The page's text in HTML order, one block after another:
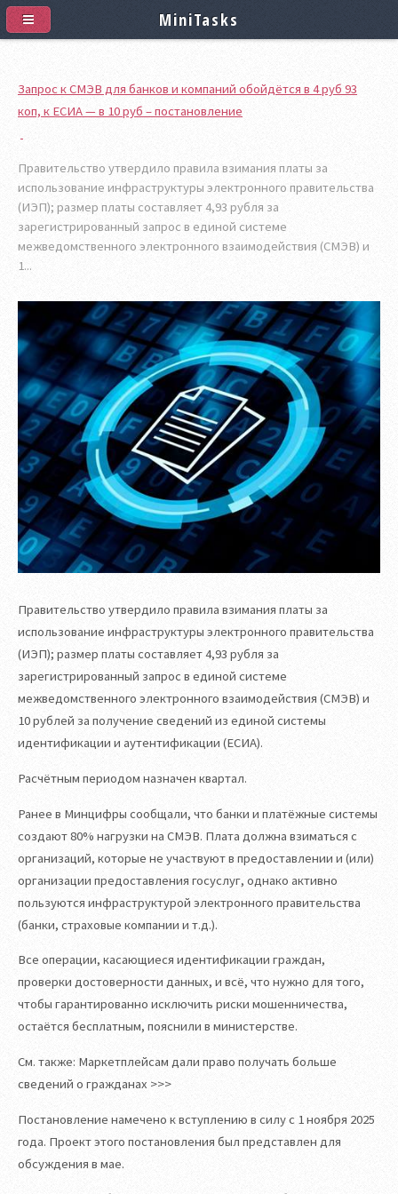
Запрос к СМЭВ для банков и компаний обойдётся в 4 руб 93
коп, к ЕСИА — в 10 руб – постановление
Правительство утвердило правила взимания платы за
использование инфраструктуры электронного правительства
(ИЭП); размер платы составляет 4,93 рубля за
зарегистрированный запрос в единой системе
межведомственного электронного взаимодействия (СМЭВ) и
1...
Правительство утвердило правила взимания платы за
использование инфраструктуры электронного правительства
(ИЭП); размер платы составляет 4,93 рубля за
зарегистрированный запрос в единой системе
межведомственного электронного взаимодействия (СМЭВ) и
10 рублей за получение сведений из единой системы
идентификации и аутентификации (ЕСИА).
Расчётным периодом назначен квартал.
Ранее в Минцифры сообщали, что банки и платёжные системы
создают 80% нагрузки на СМЭВ. Плата должна взиматься с
организаций, которые не участвуют в предоставлении и (или)
организации предоставления госуслуг, однако активно
пользуются инфраструктурой электронного правительства
(банки, страховые компании и т.д.).
Все операции, касающиеся идентификации граждан,
проверки достоверности данных, и всё, что нужно для того,
чтобы гарантированно исключить риски мошенничества,
остаётся бесплатным, пояснили в министерстве.
См. также: Маркетплейсам дали право получать больше
сведений о гражданах >>>
Постановление намечено к вступлению в силу с 1 ноября 2025
года. Проект этого постановления был представлен для
обсуждения в мае.
MiniTasks